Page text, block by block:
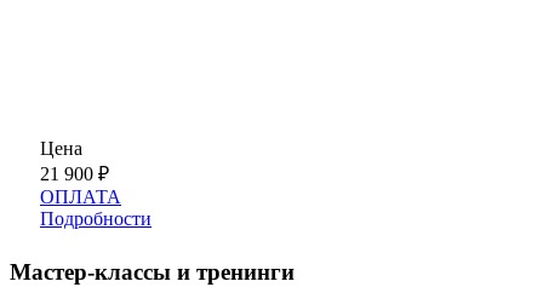
Цена
21 900 ₽
ОПЛАТА
Подробности
Мастер-классы и тренинги